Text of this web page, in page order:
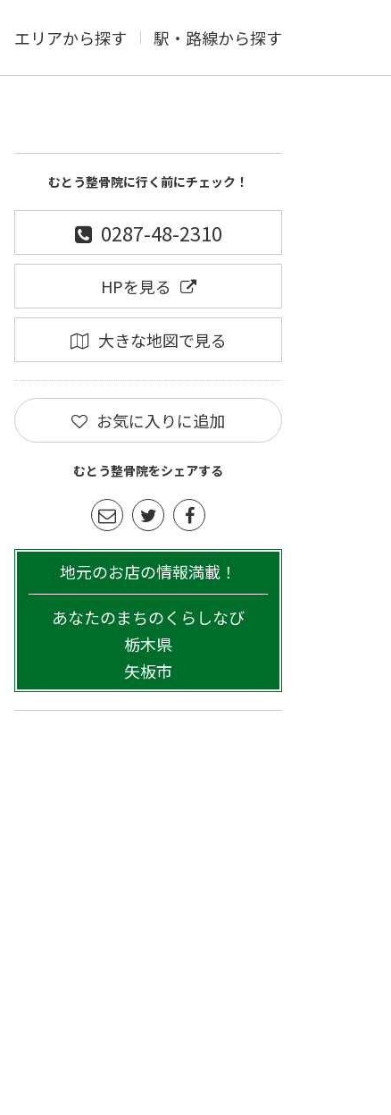
エリアから探す 駅・路線から探す
むとう整骨院に行く前にチェック！
0287-48-2310
HPを見る
大きな地図で見る
お気に入りに追加
むとう整骨院をシェアする
地元のお店の情報満載！
あなたのまちのくらしなび
栃木県
矢板市